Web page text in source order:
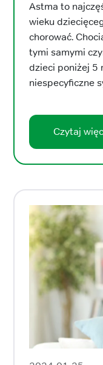
Astma to
wieku
chorować.
tymi samymi
dzieci poniżej 5
niespecyficzne
Czytaj